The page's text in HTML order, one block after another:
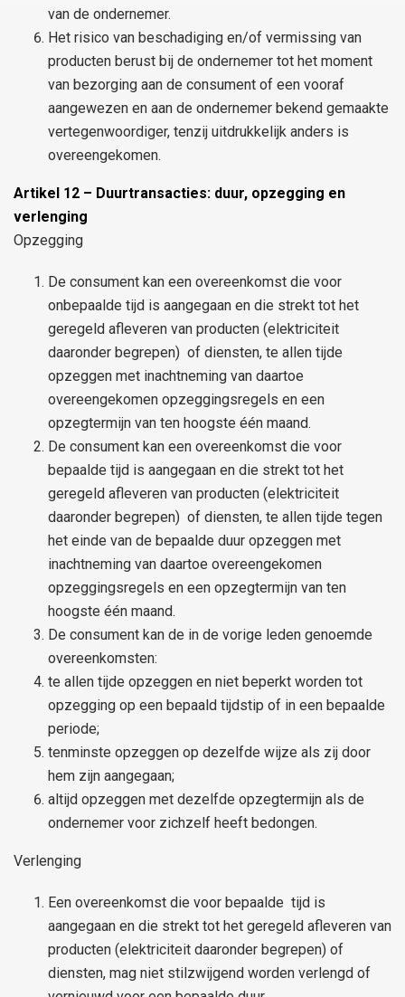
van de ondernemer.
Het risico van beschadiging en/of vermissing van
producten berust bij de ondernemer tot het moment
van bezorging aan de consument of een vooraf
aangewezen en aan de ondernemer bekend gemaakte
vertegenwoordiger, tenzij uitdrukkelijk anders is
overeengekomen.
Artikel 12 – Duurtransacties: duur, opzegging en
verlenging
Opzegging
De consument kan een overeenkomst die voor
onbepaalde tijd is aangegaan en die strekt tot het
geregeld afleveren van producten (elektriciteit
daaronder begrepen) of diensten, te allen tijde
opzeggen met inachtneming van daartoe
overeengekomen opzeggingsregels en een
opzegtermijn van ten hoogste één maand.
De consument kan een overeenkomst die voor
bepaalde tijd is aangegaan en die strekt tot het
geregeld afleveren van producten (elektriciteit
daaronder begrepen) of diensten, te allen tijde tegen
het einde van de bepaalde duur opzeggen met
inachtneming van daartoe overeengekomen
opzeggingsregels en een opzegtermijn van ten
hoogste één maand.
De consument kan de in de vorige leden genoemde
overeenkomsten:
te allen tijde opzeggen en niet beperkt worden tot
opzegging op een bepaald tijdstip of in een bepaalde
periode;
tenminste opzeggen op dezelfde wijze als zij door
hem zijn aangegaan;
altijd opzeggen met dezelfde opzegtermijn als de
ondernemer voor zichzelf heeft bedongen.
Verlenging
Een overeenkomst die voor bepaalde tijd is
aangegaan en die strekt tot het geregeld afleveren van
producten (elektriciteit daaronder begrepen) of
diensten, mag niet stilzwijgend worden verlengd of